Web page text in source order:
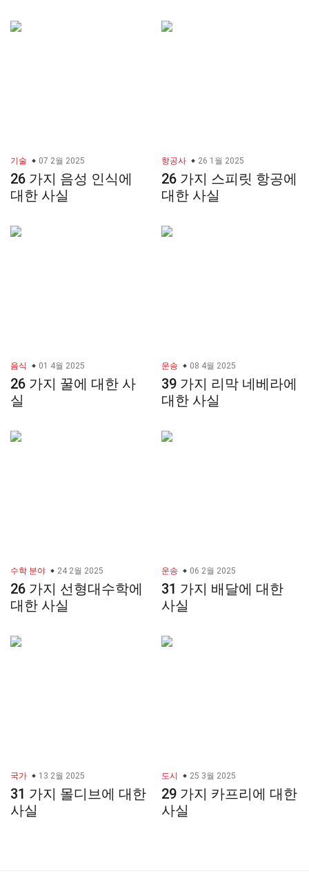
기술 07 2월 2025
26 가지 음성 인식에
대한 사실
항공사 26 1월 2025
26 가지 스피릿 항공에
대한 사실
음식 01 4월 2025
26 가지 꿀에 대한 사
실
운송 08 4월 2025
39 가지 리막 네베라에
대한 사실
수학 분야 24 2월 2025
26 가지 선형대수학에
대한 사실
운송 06 2월 2025
31 가지 배달에 대한
사실
국가 13 2월 2025
31 가지 몰디브에 대한
사실
도시 25 3월 2025
29 가지 카프리에 대한
사실